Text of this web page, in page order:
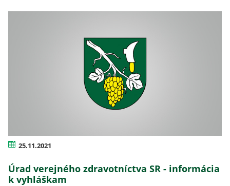
25.11.2021
Úrad verejného zdravotníctva SR - informácia
k vyhláškam